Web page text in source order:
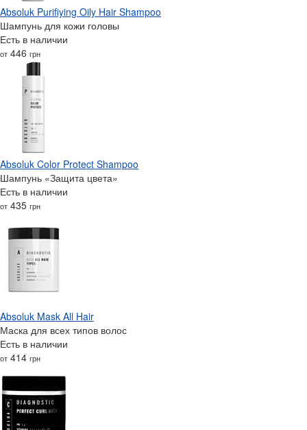
Absoluk Purifiying Oily Hair Shampoo
Шампунь для кожи головы
Есть в наличии
от 446 грн
Absoluk Color Protect Shampoo
Шампунь «Защита цвета»
Есть в наличии
от 435 грн
Absoluk Mask All Hair
Маска для всех типов волос
Есть в наличии
от 414 грн